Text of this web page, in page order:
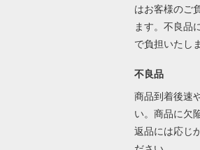
はお客様のご
ます。不良品
で負担いたし
不良品
商品到着後速
い。商品に欠
返品には応じ